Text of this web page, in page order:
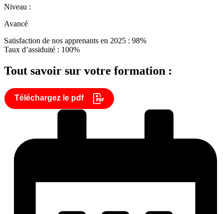
Niveau :
Avancé
Satisfaction de nos apprenants en 2025 : 98%
Taux d’assiduité : 100%
Tout savoir sur votre formation :
Téléchargez le pdf